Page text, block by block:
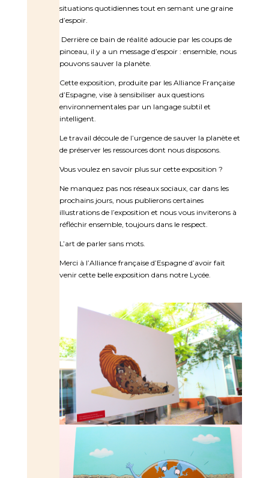
situations quotidiennes tout en semant une graine
d’espoir.
Derrière ce bain de réalité adoucie par les coups de
pinceau, il y a un message d’espoir : ensemble, nous
pouvons sauver la planète.
Cette exposition, produite par les Alliance Française
d’Espagne, vise à sensibiliser aux questions
environnementales par un langage subtil et
intelligent.
Le travail découle de l’urgence de sauver la planète et
de préserver les ressources dont nous disposons.
Vous voulez en savoir plus sur cette exposition ?
Ne manquez pas nos réseaux sociaux, car dans les
prochains jours, nous publierons certaines
illustrations de l’exposition et nous vous inviterons à
réfléchir ensemble, toujours dans le respect.
L’art de parler sans mots.
Merci à l’Alliance française d’Espagne d’avoir fait
venir cette belle exposition dans notre Lycée.